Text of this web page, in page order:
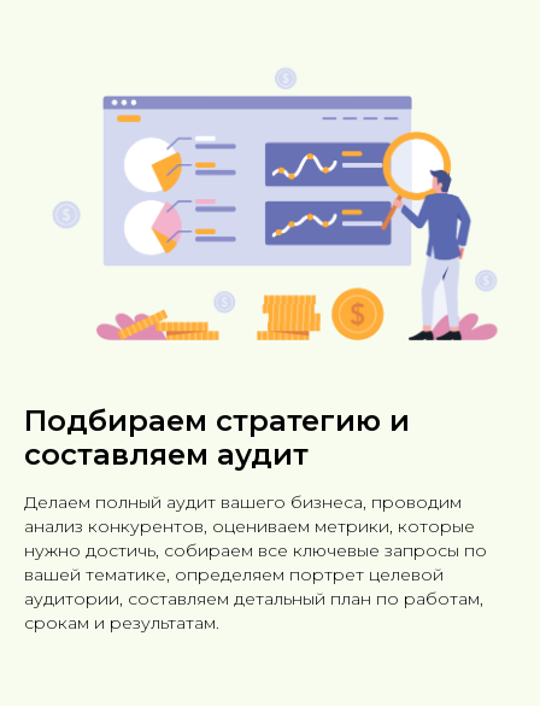
Подбираем стратегию и
составляем аудит
Делаем полный аудит вашего бизнеса, проводим
анализ конкурентов, оцениваем метрики, которые
нужно достичь, собираем все ключевые запросы по
вашей тематике, определяем портрет целевой
аудитории, составляем детальный план по работам,
срокам и результатам.